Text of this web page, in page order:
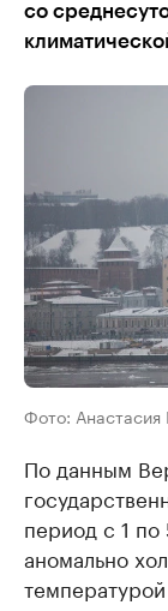
со
Фото:
По данным
период с 1 по
аномально